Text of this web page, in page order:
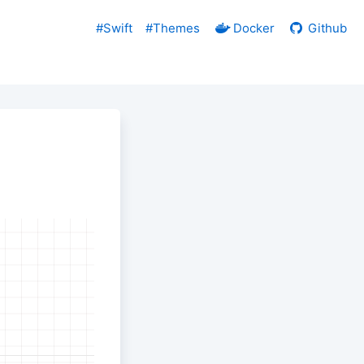
#Swift #Themes Docker Github